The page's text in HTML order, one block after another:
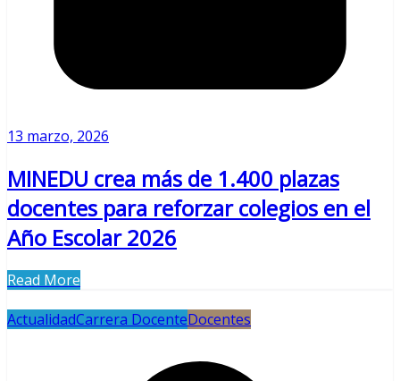
13 marzo, 2026
MINEDU crea más de 1.400 plazas
docentes para reforzar colegios en el
Año Escolar 2026
Read More
ActualidadCarrera DocenteDocentes